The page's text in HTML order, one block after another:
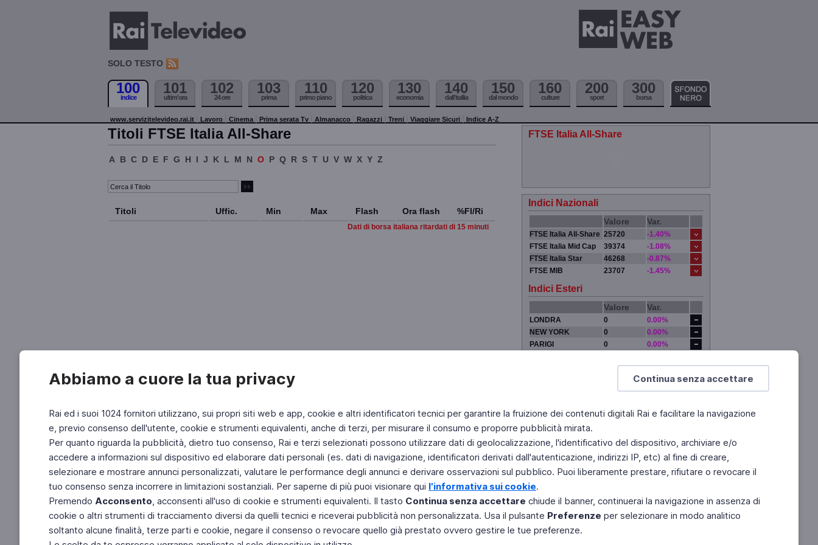
Continua senza accettare
Abbiamo a cuore la tua privacy
Rai ed i suoi 1024 fornitori utilizzano, sui propri siti web e app, cookie e altri identificatori tecnici per garantire la fruizione dei contenuti digitali Rai e facilitare la navigazione
e, previo consenso dell'utente, cookie e strumenti equivalenti, anche di terzi, per misurare il consumo e proporre pubblicità mirata.
Per quanto riguarda la pubblicità, dietro tuo consenso, Rai e terzi selezionati possono utilizzare dati di geolocalizzazione, l'identificativo del dispositivo, archiviare e/o
accedere a informazioni sul dispositivo ed elaborare dati personali (es. dati di navigazione, identificatori derivati dall'autenticazione, indirizzi IP, etc) al fine di creare,
selezionare e mostrare annunci personalizzati, valutare le performance degli annunci e derivare osservazioni sul pubblico. Puoi liberamente prestare, rifiutare o revocare il
tuo consenso senza incorrere in limitazioni sostanziali. Per saperne di più puoi visionare qui l'informativa sui cookie.
Premendo Acconsento, acconsenti all'uso di cookie e strumenti equivalenti. Il tasto Continua senza accettare chiude il banner, continuerai la navigazione in assenza di
cookie o altri strumenti di tracciamento diversi da quelli tecnici e riceverai pubblicità non personalizzata. Usa il pulsante Preferenze per selezionare in modo analitico
soltanto alcune finalità, terze parti e cookie, negare il consenso o revocare quello già prestato ovvero gestire le tue preferenze.
SOLO TESTO
100
indice
101
ultim'ora
102
24 ore
103
prima
110
primo piano
120
politica
130
economia
140
dall'itallia
150
dal mondo
160
culture
200
sport
300
borsa
www.servizitelevideo.rai.it Lavoro Cinema Prima serata Tv Almanacco Ragazzi Treni Viaggiare Sicuri Indice A-Z
Titoli FTSE Italia All-Share
A B C D E F G H I J K L M N O P Q R S T U V W X Y Z
Titoli Uffic. Min Max Flash Ora flash %Fl/Ri
Dati di borsa italiana ritardati di 15 minuti
FTSE Italia All-Share
Indici Nazionali
Valore Var.
FTSE Italia All-Share 25720
-1.40%
FTSE Italia Mid Cap
39374
-1.08%
FTSE Italia Star
46268
-0.87%
FTSE MIB
23707 -1.45%
Indici Esteri
Valore Var.
LONDRA 0
0.00%
NEW YORK
0
0.00%
PARIGI
0
0.00%
Fai di Televideo la tua Home Page Chi Siamo
Copyright © 2011 Rai - Tutti i diritti riservati
Engineered by RAI - Reti e Piattaforme